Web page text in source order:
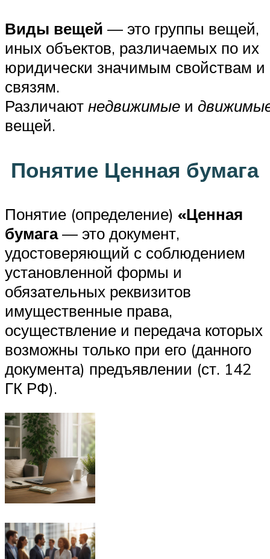
Виды вещей — это группы вещей,
иных объектов, различаемых по их
юридически значимым свойствам и
связям.
Различают недвижимые и
вещей.
Понятие Ценная бумага
Понятие (определение) «Ценная
бумага— это документ,
удостоверяющий с соблюдением
установленной формы и
обязательных реквизитов
имущественные права,
осуществление и передача которых
возможны только при его (данного
документа) предъявлении (ст. 142
ГК РФ).